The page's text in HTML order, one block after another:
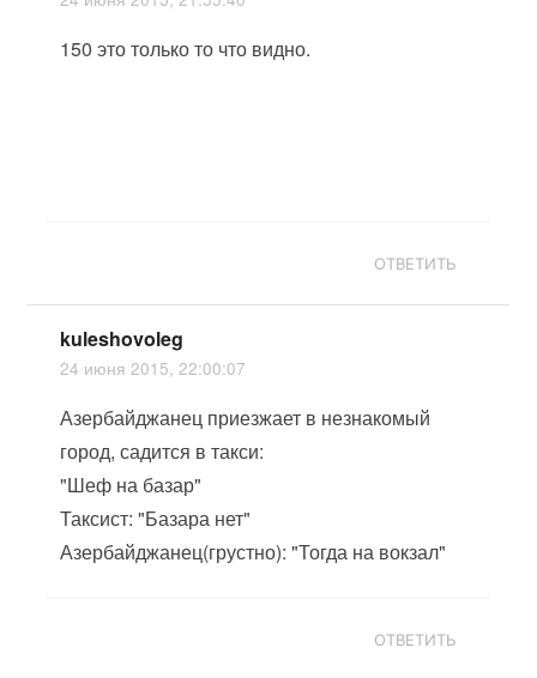
150 это только то что видно.
ОТВЕТИТЬ
kuleshovoleg
24 июня 2015, 22:00:07
Азербайджанец приезжает в незнакомый
город, садится в такси:
"Шеф на базар"
Таксист: "Базара нет"
Азербайджанец(грустно): "Тогда на вокзал"
ОТВЕТИТЬ